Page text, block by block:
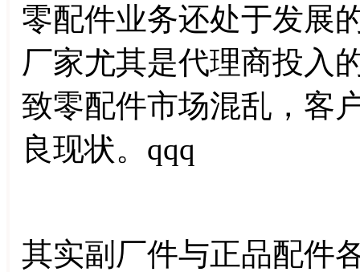
零配件业务还处于发展
厂家尤其是代理商投入
致零配件市场混乱，客
良现状。qqq
其实副厂件与正品配件